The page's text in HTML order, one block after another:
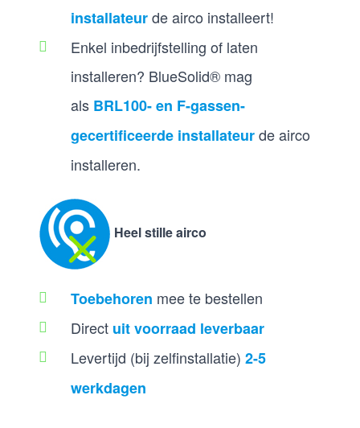
installateurde airco installeert!
Enkel inbedrijfstelling of laten
installeren? BlueSolid® mag
als BRL100- en F-gassen-
gecertificeerde installateurde airco
installeren.
Heel stille airco
Toebehoren mee te bestellen
Direct uit voorraad leverbaar
Levertijd (bij zelfinstallatie) 2-5
werkdagen